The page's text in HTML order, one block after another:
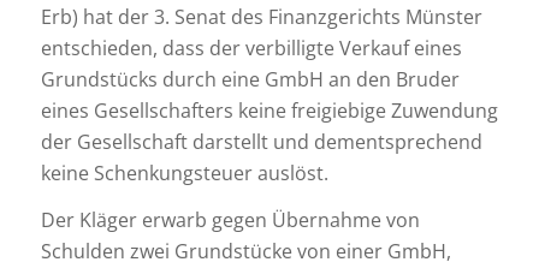
Erb) hat der 3. Senat des Finanzgerichts Münster
entschieden, dass der verbilligte Verkauf eines
Grundstücks durch eine GmbH an den Bruder
eines Gesellschafters keine freigiebige Zuwendung
der Gesellschaft darstellt und dementsprechend
keine Schenkungsteuer auslöst.
Der Kläger erwarb gegen Übernahme von
Schulden zwei Grundstücke von einer GmbH,